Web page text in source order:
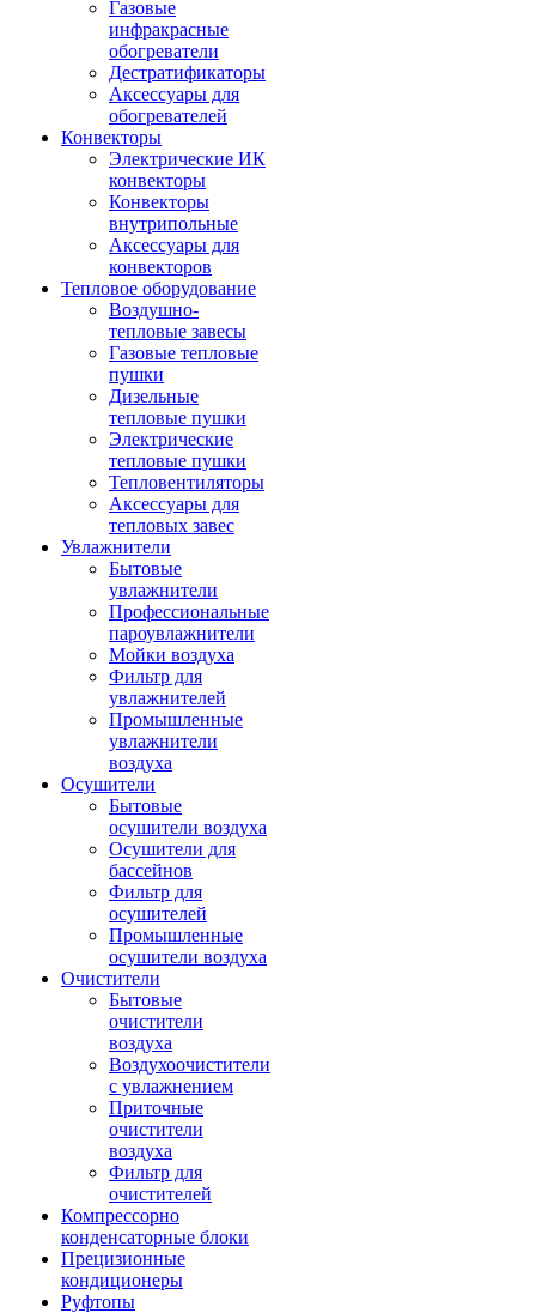
Газовые
инфракрасные
обогреватели
Дестратификаторы
Аксессуары для
обогревателей
Конвекторы
Электрические ИК
конвекторы
Конвекторы
внутрипольные
Аксессуары для
конвекторов
Тепловое оборудование
Воздушно-
тепловые завесы
Газовые тепловые
пушки
Дизельные
тепловые пушки
Электрические
тепловые пушки
Тепловентиляторы
Аксессуары для
тепловых завес
Увлажнители
Бытовые
увлажнители
Профессиональные
пароувлажнители
Мойки воздуха
Фильтр для
увлажнителей
Промышленные
увлажнители
воздуха
Осушители
Бытовые
осушители воздуха
Осушители для
бассейнов
Фильтр для
осушителей
Промышленные
осушители воздуха
Очистители
Бытовые
очистители
воздуха
Воздухоочистители
с увлажнением
Приточные
очистители
воздуха
Фильтр для
очистителей
Компрессорно
конденсаторные блоки
Прецизионные
кондиционеры
Руфтопы